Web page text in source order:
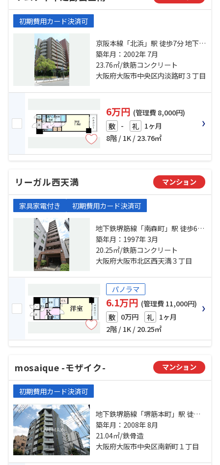
初期費用カード決済可
京阪本線「北浜」駅 徒歩7分 地下鉄
堺筋線「堺筋本町」駅 徒歩9分 地下
鉄谷町線「天満橋」駅 徒歩10分
築年月：2002年 7月
23.76㎡/鉄筋コンクリート
大阪府大阪市中央区内淡路町３丁目
6万円 (管理費 8,000円)
敷 - 礼 1ヶ月
8階 / 1K / 23.76㎡
リーガル西天満 マンション
家具家電付き 初期費用カード決済可
地下鉄堺筋線「南森町」駅 徒歩6分
東西線「大阪天満宮」駅 徒歩8分 地
下鉄堺筋線「北浜」駅 徒歩9分
築年月：1997年 3月
20.25㎡/鉄筋コンクリート
大阪府大阪市北区西天満３丁目
パノラマ
6.1万円 (管理費 11,000円)
敷 0万円 礼 1ヶ月
2階 / 1K / 20.25㎡
mosaique -モザイク- マンション
初期費用カード決済可
地下鉄堺筋線「堺筋本町」駅 徒歩
11分 地下鉄谷町線「天満橋」駅 徒
歩8分 地下鉄中央線「谷町四丁目」
駅 徒歩2分
築年月：2008年 8月
21.04㎡/鉄骨造
大阪府大阪市中央区南新町１丁目